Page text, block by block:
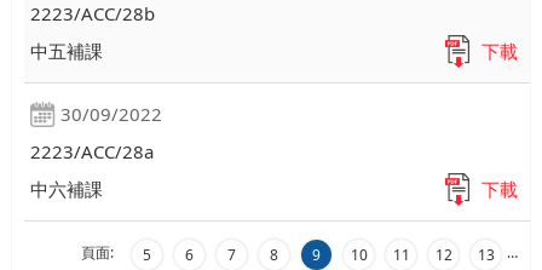
2223/ACC/28b
中五補課
下載
30/09/2022
2223/ACC/28a
中六補課
下載
頁面: …
5 6 7 8 9 10 11 12 13